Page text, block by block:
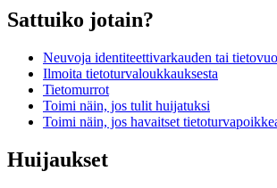
Sattuiko jotain?
Neuvoja identiteettivarkauden tai
Ilmoita tietoturvaloukkauksesta
Tietomurrot
Toimi näin, jos tulit huijatuksi
Toimi näin, jos havaitset
Huijaukset